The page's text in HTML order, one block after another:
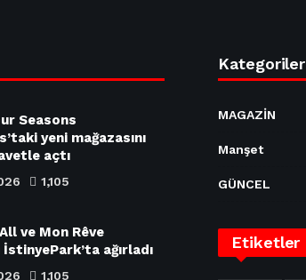
Seasons
yeni mağazasını
açtı
1,105
ve Mon Rêve
İstinyePark’ta ağırladı
1,105
Kategoriler
MAGAZİN
Manşet
GÜNCEL
Etiketler